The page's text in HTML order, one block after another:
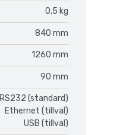
0,5 kg
840 mm
1260 mm
90 mm
RS232 (standard)
Ethernet (tillval)
USB (tillval)